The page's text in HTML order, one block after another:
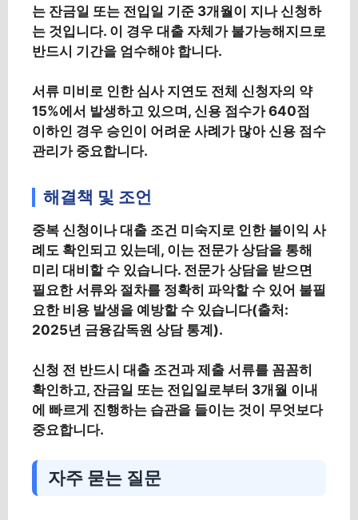
는 잔금일 또는 전입일 기준 3개월이 지나 신청하
는 것입니다. 이 경우 대출 자체가 불가능해지므로
반드시 기간을 엄수해야 합니다.
서류 미비로 인한 심사 지연도 전체 신청자의 약
15%에서 발생하고 있으며, 신용 점수가 640점
이하인 경우 승인이 어려운 사례가 많아 신용 점수
관리가 중요합니다.
해결책 및 조언
중복 신청이나 대출 조건 미숙지로 인한 불이익 사
례도 확인되고 있는데, 이는 전문가 상담을 통해
미리 대비할 수 있습니다. 전문가 상담을 받으면
필요한 서류와 절차를 정확히 파악할 수 있어 불필
요한 비용 발생을 예방할 수 있습니다(출처:
2025년 금융감독원 상담 통계).
신청 전 반드시 대출 조건과 제출 서류를 꼼꼼히
확인하고, 잔금일 또는 전입일로부터 3개월 이내
에 빠르게 진행하는 습관을 들이는 것이 무엇보다
중요합니다.
자주 묻는 질문